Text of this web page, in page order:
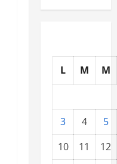
L M M
3 4
5
10
11
12